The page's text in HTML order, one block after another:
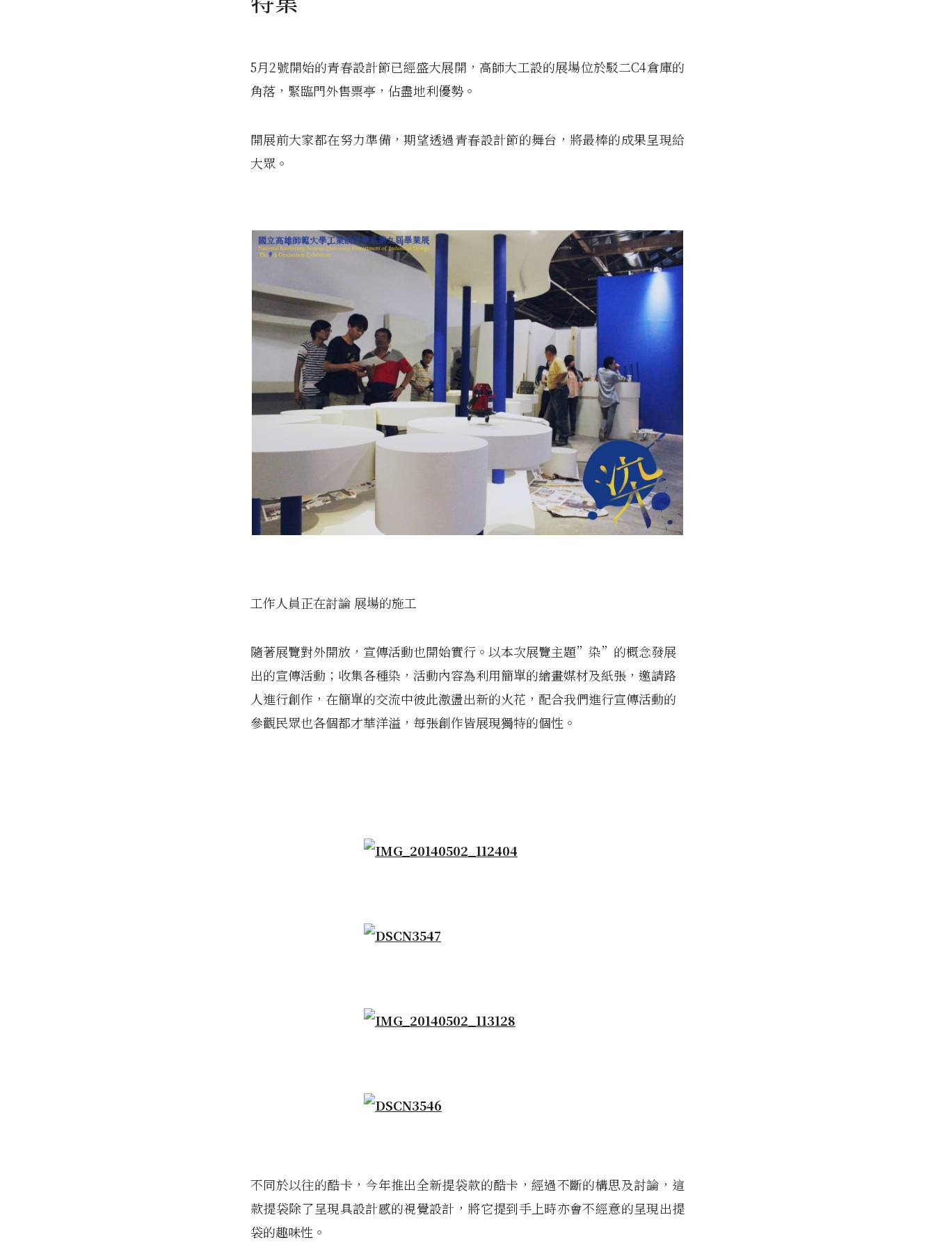
5月2號開始的青春設計節已經盛大展開，高師大工設的展場位於駁二C4倉庫的
角落，緊臨門外售票亭，佔盡地利優勢。
開展前大家都在努力準備，期望透過青春設計節的舞台，將最棒的成果呈現給
大眾。
工作人員正在討論 展場的施工
隨著展覽對外開放，宣傳活動也開始實行。以本次展覽主題”染”的概念發展
出的宣傳活動；收集各種染，活動內容為利用簡單的繪畫媒材及紙張，邀請路
人進行創作，在簡單的交流中彼此激盪出新的火花，配合我們進行宣傳活動的
參觀民眾也各個都才華洋溢，每張創作皆展現獨特的個性。
不同於以往的酷卡，今年推出全新提袋款的酷卡，經過不斷的構思及討論，這
款提袋除了呈現具設計感的視覺設計，將它提到手上時亦會不經意的呈現出提
袋的趣味性。